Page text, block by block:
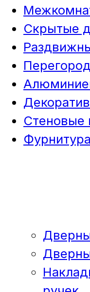
Скрытые
Стеновые
Фурнитура